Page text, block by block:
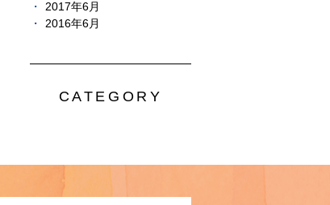
2017年6月
2016年6月
CATEGORY